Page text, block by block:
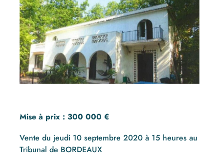
Mise à prix : 300 000 €
Vente du jeudi 10 septembre 2020 à 15 heures au
Tribunal de BORDEAUX